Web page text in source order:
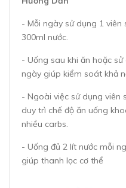
- Mỗi ngày sử dụng 1
300ml nước.
- Uống sau khi ăn hoặc
ngày giúp kiểm soát khả
- Ngoài việc sử dụng viên
duy trì chế độ ăn uống
nhiều carbs.
- Uống đủ 2 lít nước mỗi
giúp thanh lọc cơ thể